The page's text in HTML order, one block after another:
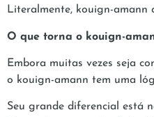
Literalmente, kouign-amann
O que torna o kouign-
Embora muitas vezes seja
o kouign-amann tem uma
Seu grande diferencial está